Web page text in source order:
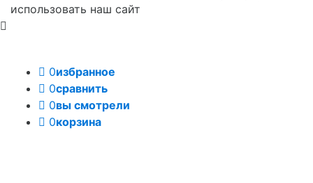
использовать наш сайт
0избранное
0сравнить
0вы смотрели
0корзина